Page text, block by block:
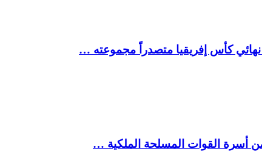
نهائي كأس إفريقيا متصدراً مجموعته …
أسرة القوات المسلحة الملكية …